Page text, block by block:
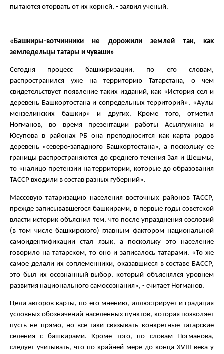
пытаются оторвать от их корней, - заявил ученый.
«Башкиры-вотчинники не дорожили землей так, как
земледельцы татары и чуваши»
Сегодня процесс башкиризации, по его словам,
распространился уже на территорию Татарстана, о чем
свидетельствует появление таких изданий, как «История сел и
деревень Башкортостана и сопредельных территорий», «Аулы
мензелинских башкир» и других. Кроме того, отметил
Ногманов, во время презентации работы Асылгужина и
Юсупова в районах РБ она преподносится как карта родов
деревень «северо-западного Башкортостана», а поскольку ее
границы распространяются до среднего течения Зая и Шешмы,
то «налицо претензии на территории, которые до образования
ТАССР входили в состав разных губерний».
Массовую татаризацию населения восточных районов ТАССР,
прежде записывавшегося башкирами, в первые годы советской
власти историк объяснил тем, что после упразднения сословий
(в том числе башкирского) главным фактором национальной
самоидентификации стал язык, а поскольку это население
говорило на татарском, то оно и записалось татарами. «То же
самое делали их соплеменники, оказавшиеся в составе БАССР,
это был их осознанный выбор, который объяснялся уровнем
развития национального самосознания», - считает Ногманов.
Цели авторов карты, по его мнению, иллюстрирует и градация
условных обозначений населенных пунктов, которая позволяет
пусть не прямо, но все-таки связывать конкретные татарские
селения с башкирами. Кроме того, по словам Ногманова,
следует учитывать, что по крайней мере до конца XVIII века у